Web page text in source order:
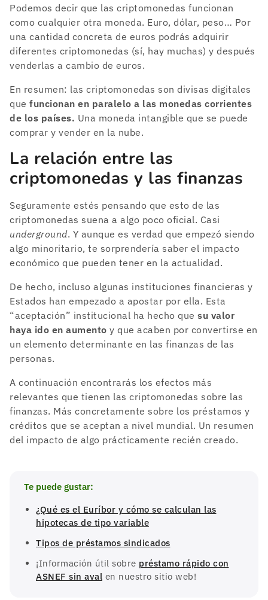
Podemos decir que las criptomonedas funcionan
como cualquier otra moneda. Euro, dólar, peso… Por
una cantidad concreta de euros podrás adquirir
diferentes criptomonedas (sí, hay muchas) y después
venderlas a cambio de euros.
En resumen: las criptomonedas son divisas digitales
que funcionan en paralelo a las monedas corrientes
de los países. Una moneda intangible que se puede
comprar y vender en la nube.
La relación entre las
criptomonedas y las finanzas
Seguramente estés pensando que esto de las
criptomonedas suena a algo poco oficial. Casi
underground. Y aunque es verdad que empezó siendo
algo minoritario, te sorprendería saber el impacto
económico que pueden tener en la actualidad.
De hecho, incluso algunas instituciones financieras y
Estados han empezado a apostar por ella. Esta
“aceptación” institucional ha hecho que su valor
haya ido en aumento y que acaben por convertirse en
un elemento determinante en las finanzas de las
personas.
A continuación encontrarás los efectos más
relevantes que tienen las criptomonedas sobre las
finanzas. Más concretamente sobre los préstamos y
créditos que se aceptan a nivel mundial. Un resumen
del impacto de algo prácticamente recién creado.
Te puede gustar:
¿Qué es el Euríbor y cómo se calculan las
hipotecas de tipo variable
Tipos de préstamos sindicados
¡Información útil sobre préstamo rápido con
ASNEF sin aval en nuestro sitio web!